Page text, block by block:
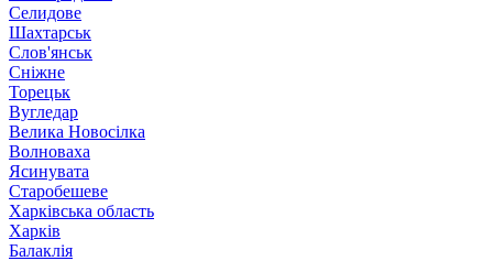
Селидове
Шахтарськ
Слов'янськ
Сніжне
Торецьк
Вугледар
Велика Новосілка
Волноваха
Ясинувата
Старобешеве
Харківська область
Харків
Балаклія